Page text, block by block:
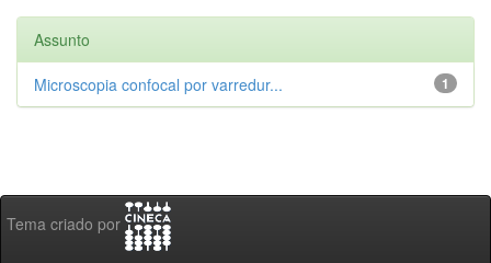
Assunto
1
Microscopia confocal por varredur...
Tema criado por